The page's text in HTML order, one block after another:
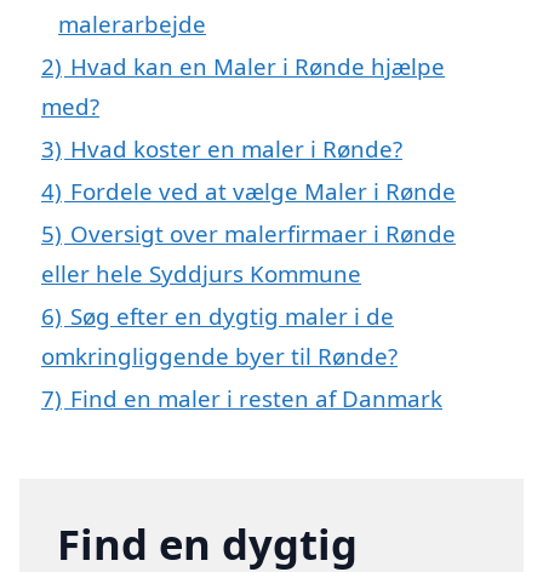
malerarbejde
2) Hvad kan en Maler i Rønde hjælpe
med?
3) Hvad koster en maler i Rønde?
4) Fordele ved at vælge Maler i Rønde
5) Oversigt over malerfirmaer i Rønde
eller hele Syddjurs Kommune
6) Søg efter en dygtig maler i de
omkringliggende byer til Rønde?
7) Find en maler i resten af Danmark
Find en dygtig